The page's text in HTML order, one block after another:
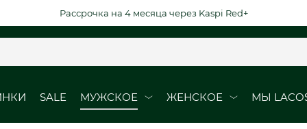
Рассрочка на 4 месяца через Kaspi Red+
SALE МУЖСКОЕ ЖЕНСКОЕ МЫ